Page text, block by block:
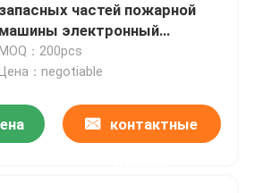
запасных частей пожарной
машины электронный
доступный
MOQ：200pcs
Цена：negotiable
контактные